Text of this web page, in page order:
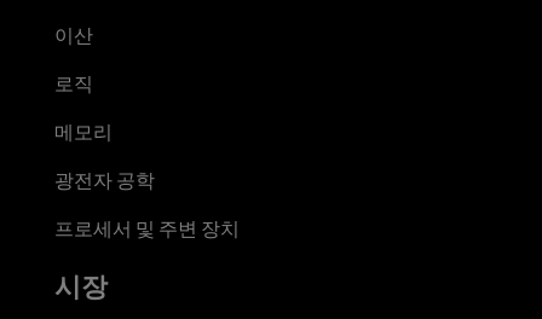
이산
로직
메모리
광전자 공학
프로세서 및 주변 장치
시장